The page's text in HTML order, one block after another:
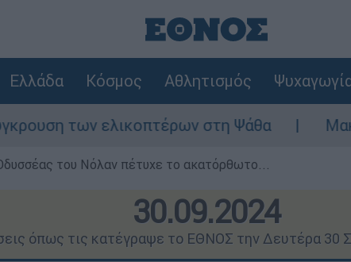
Ελλάδα Κόσμος Αθλητισμός
ελικοπτέρων στη Ψάθα Μακελειό στη
του Νόλαν πέτυχε το ακατόρθωτο...
30.09.2024
όπως τις κατέγραψε το ΕΘΝΟΣ την Δευτέρα 30